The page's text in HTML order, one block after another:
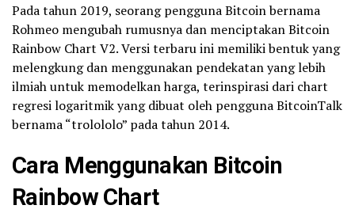
Pada tahun 2019, seorang pengguna Bitcoin bernama
Rohmeo mengubah rumusnya dan menciptakan Bitcoin
Rainbow Chart V2. Versi terbaru ini memiliki bentuk yang
melengkung dan menggunakan pendekatan yang lebih
ilmiah untuk memodelkan harga, terinspirasi dari chart
regresi logaritmik yang dibuat oleh pengguna BitcoinTalk
bernama “trolololo” pada tahun 2014.
Cara Menggunakan Bitcoin
Rainbow Chart